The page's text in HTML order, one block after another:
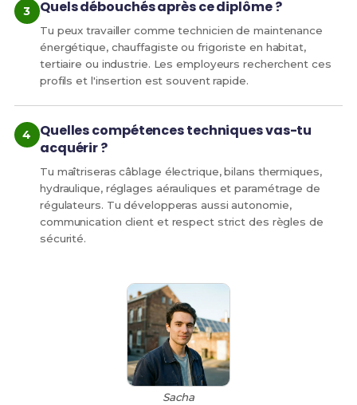
Quels débouchés après ce diplôme ?
Tu peux travailler comme technicien de maintenance
énergétique, chauffagiste ou frigoriste en habitat,
tertiaire ou industrie. Les employeurs recherchent ces
profils et l'insertion est souvent rapide.
Quelles compétences techniques vas-tu
acquérir ?
Tu maîtriseras câblage électrique, bilans thermiques,
hydraulique, réglages aérauliques et paramétrage de
régulateurs. Tu développeras aussi autonomie,
communication client et respect strict des règles de
sécurité.
Sacha